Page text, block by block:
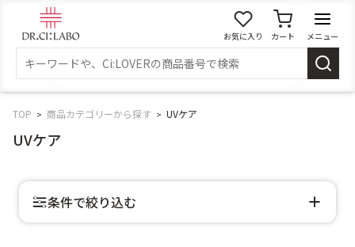
お気に入り カート メニュー
商品カテゴリーから探す
TOP 商品カテゴリーから探す UVケア
UVケア
条件で絞り込む